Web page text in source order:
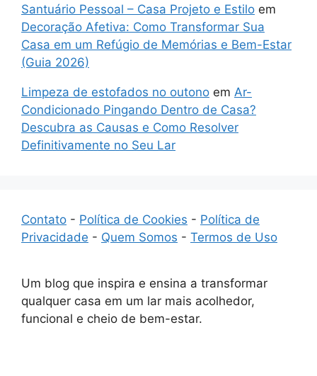
Santuário Pessoal – Casa Projeto e Estilo em
Decoração Afetiva: Como Transformar Sua
Casa em um Refúgio de Memórias e Bem-Estar
(Guia 2026)
Limpeza de estofados no outono em Ar-
Condicionado Pingando Dentro de Casa?
Descubra as Causas e Como Resolver
Definitivamente no Seu Lar
Contato - Política de Cookies - Política de
Privacidade - Quem Somos - Termos de Uso
Um blog que inspira e ensina a transformar
qualquer casa em um lar mais acolhedor,
funcional e cheio de bem-estar.